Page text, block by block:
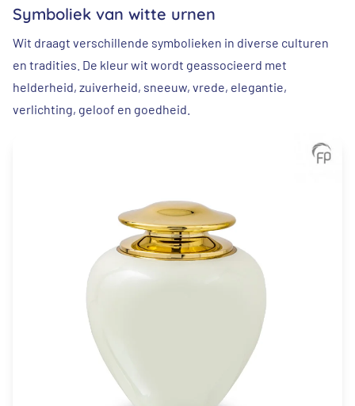
Symboliek van witte urnen
Wit draagt verschillende symbolieken in diverse culturen
en tradities. De kleur wit wordt geassocieerd met
helderheid, zuiverheid, sneeuw, vrede, elegantie,
verlichting, geloof en goedheid.